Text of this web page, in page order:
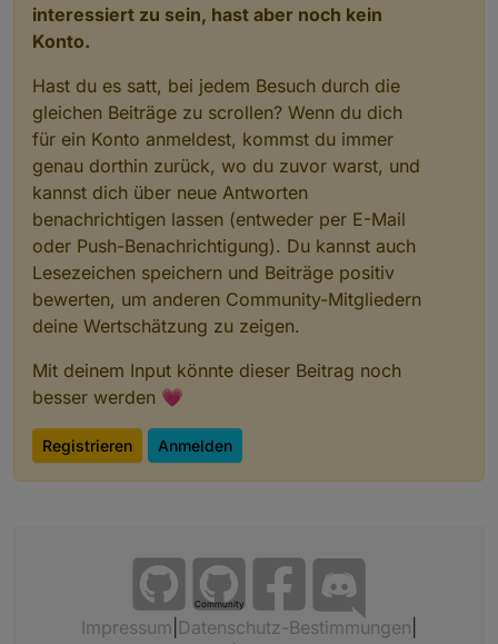
interessiert zu sein, hast aber noch kein
Konto.
Hast du es satt, bei jedem Besuch durch die
gleichen Beiträge zu scrollen? Wenn du dich
für ein Konto anmeldest, kommst du immer
genau dorthin zurück, wo du zuvor warst, und
kannst dich über neue Antworten
benachrichtigen lassen (entweder per E-Mail
oder Push-Benachrichtigung). Du kannst auch
Lesezeichen speichern und Beiträge positiv
bewerten, um anderen Community-Mitgliedern
deine Wertschätzung zu zeigen.
Mit deinem Input könnte dieser Beitrag noch
besser werden 💗
Registrieren Anmelden
Community
Impressum Datenschutz-Bestimmungen